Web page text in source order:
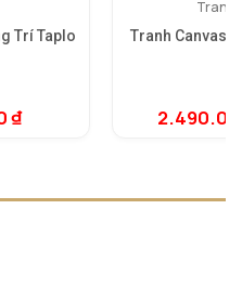
Trí Taplo
₫Giá
Tranh
Tranh Canvas